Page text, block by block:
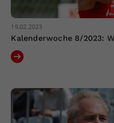
19.02.2023
Kalenderwoche 8/2023: